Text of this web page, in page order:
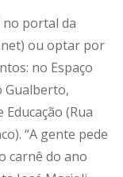
portal da
ou optar por
no Espaço
Gualberto,
(Rua
“A gente pede
carnê do ano